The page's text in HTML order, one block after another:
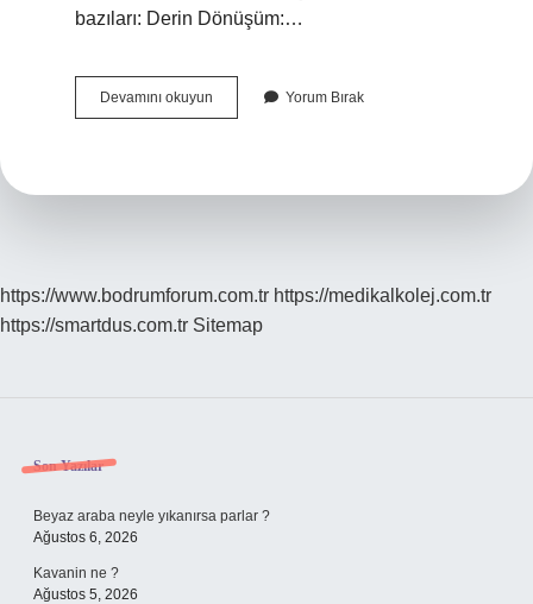
bazıları: Derin Dönüşüm:…
Devamını okuyun
Ev
Yorum Bırak
https://www.bodrumforum.com.tr https://medikalkolej.com.tr
https://smartdus.com.tr Sitemap
Sidebar
Son Yazılar
Beyaz araba neyle yıkanırsa parlar ?
Ağustos 6, 2026
Kavanin ne ?
Ağustos 5, 2026